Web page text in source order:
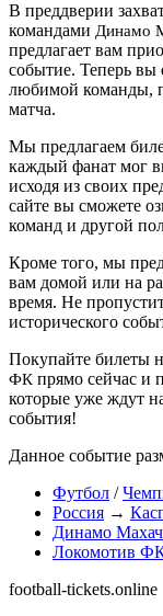
В преддверии
командами Динамо
предлагает вам
событие. Теперь вы
любимой команды,
матча.
Мы предлагаем
каждый фанат мог
исходя из своих
сайте вы сможете
команд и другой
Кроме того, мы
вам домой или на
время. Не
исторического
Покупайте билеты
ФК прямо сейчас и
которые уже ждут
события!
Данное событие
Футбол /
Россия →
Динамо
Локомотив
football-tickets.online